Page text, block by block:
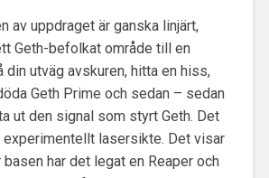
av uppdraget är ganska linjärt,
Geth-befolkat område till en
din utväg avskuren, hitta en hiss,
Geth Prime och sedan – sedan
ut den signal som styrt Geth. Det
lasersikte. Det visar
har det legat en Reaper och